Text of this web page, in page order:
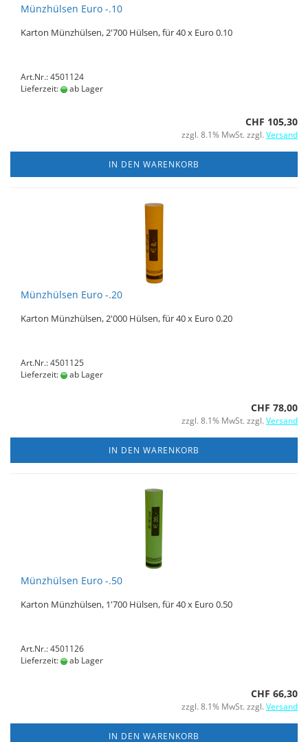
Münzhülsen Euro -.10
Karton Münzhülsen, 2'700 Hülsen, für 40 x Euro 0.10
Art.Nr.: 4501124
Lieferzeit:
ab Lager
CHF 105,30
zzgl. 8.1% MwSt. zzgl. Versand
IN DEN WARENKORB
Münzhülsen Euro -.20
Karton Münzhülsen, 2'000 Hülsen, für 40 x Euro 0.20
Art.Nr.: 4501125
Lieferzeit:
ab Lager
CHF 78,00
zzgl. 8.1% MwSt. zzgl. Versand
IN DEN WARENKORB
Münzhülsen Euro -.50
Karton Münzhülsen, 1'700 Hülsen, für 40 x Euro 0.50
Art.Nr.: 4501126
Lieferzeit:
ab Lager
CHF 66,30
zzgl. 8.1% MwSt. zzgl. Versand
IN DEN WARENKORB